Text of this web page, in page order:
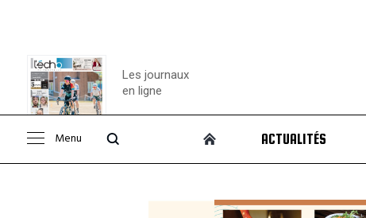
Consulter le
Les journaux
en ligne
Menu ACTUALITÉS